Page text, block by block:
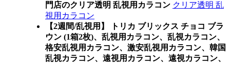
門店のクリア透明 乱視用カラコン クリア透明 乱
視用カラコン
【2週間/乱視用】 トリカ ブリックス チョコ ブラ
ウン (1箱2枚)、乱視用カラコン、乱視カラコン、
格安乱視用カラコン、激安乱視用カラコン、韓国
乱視カラコン、遠視用カラコン、遠視カラコン、